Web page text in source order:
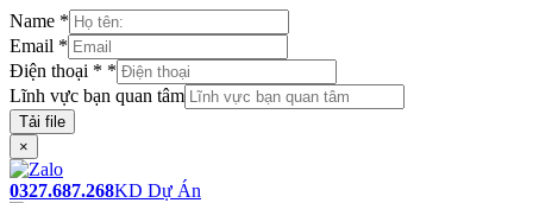
Name *
Email *
Điện thoại * *
Lĩnh vực bạn quan tâm
Tải file
×
0327.687.268KD Dự Án